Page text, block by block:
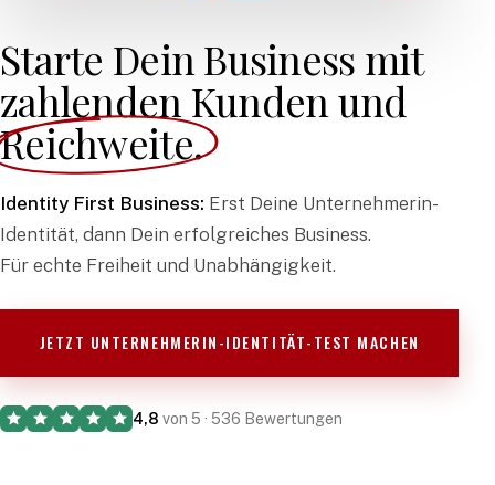
Starte Dein Business mit
zahlenden Kunden und
Reichweite.
Identity First Business: Erst Deine Unternehmerin-
Identität, dann Dein erfolgreiches Business.
Für echte Freiheit und Unabhängigkeit.
JETZT UNTERNEHMERIN-IDENTITÄT-TEST MACHEN
4,8 von 5 · 536 Bewertungen